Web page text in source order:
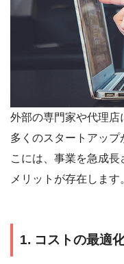
外部の専門家や代理
多くのスタートアッ
こには、事業を急成
メリットが存在します
1. コストの最適